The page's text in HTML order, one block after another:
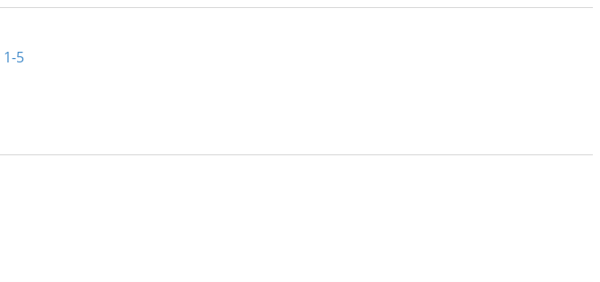
5